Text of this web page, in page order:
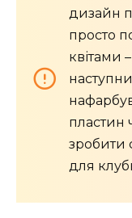
дизайн
просто
квітами
пластин
зробити
для